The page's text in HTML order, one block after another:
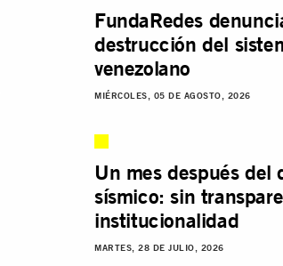
FundaRedes
destrucción del
venezolano
MIÉRCOLES, 05 DE AGOSTO, 2026
Un mes después del
sísmico: sin
institucionalidad
MARTES, 28 DE JULIO, 2026